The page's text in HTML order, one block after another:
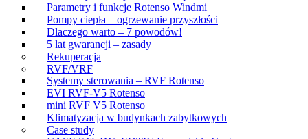
Parametry i funkcje Rotenso Windmi
Pompy ciepła – ogrzewanie przyszłości
Dlaczego warto – 7 powodów!
5 lat gwarancji – zasady
Rekuperacja
RVF/VRF
Systemy sterowania – RVF Rotenso
EVI RVF-V5 Rotenso
mini RVF V5 Rotenso
Klimatyzacja w budynkach zabytkowych
Case study